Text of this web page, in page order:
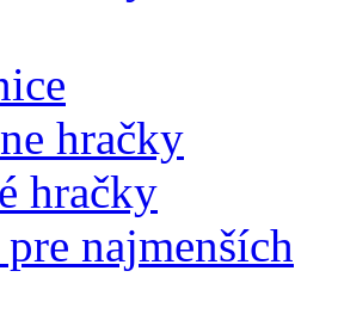
hračky
hračky
najmenších